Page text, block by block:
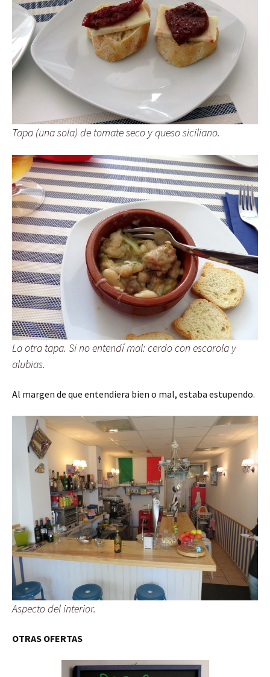
Tapa (una sola) de tomate seco y queso siciliano.
La otra tapa. Si no entendí mal: cerdo con escarola y
alubias.
Al margen de que entendiera bien o mal, estaba estupendo.
Aspecto del interior.
OTRAS OFERTAS